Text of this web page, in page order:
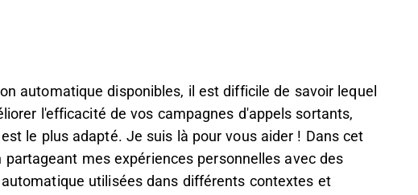
automatique disponibles, il est difficile de savoir lequel
l'efficacité de vos campagnes d'appels sortants,
le plus adapté. Je suis là pour vous aider ! Dans cet
mes expériences personnelles avec des
utilisées dans différents contextes et